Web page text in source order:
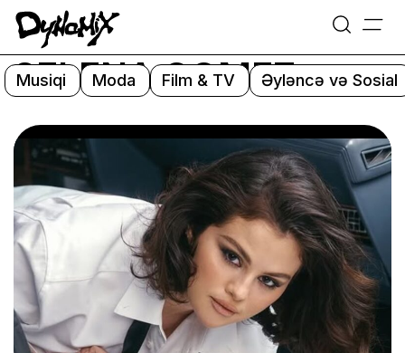
Skip
to
content
=
Musiqi Moda Film & TV Əyləncə və Sosial
SELENA GOMEZ